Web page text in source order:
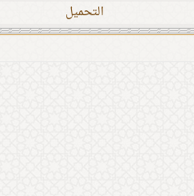
التحمیل